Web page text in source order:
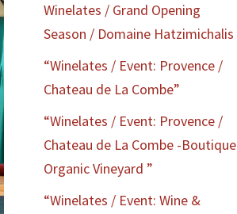
Winelates / Grand Opening
Season / Domaine Hatzimichalis
“Winelates / Event: Provence /
Chateau de La Combe”
“Winelates / Event: Provence /
Chateau de La Combe -Boutique
Organic Vineyard ”
“Winelates / Event: Wine &